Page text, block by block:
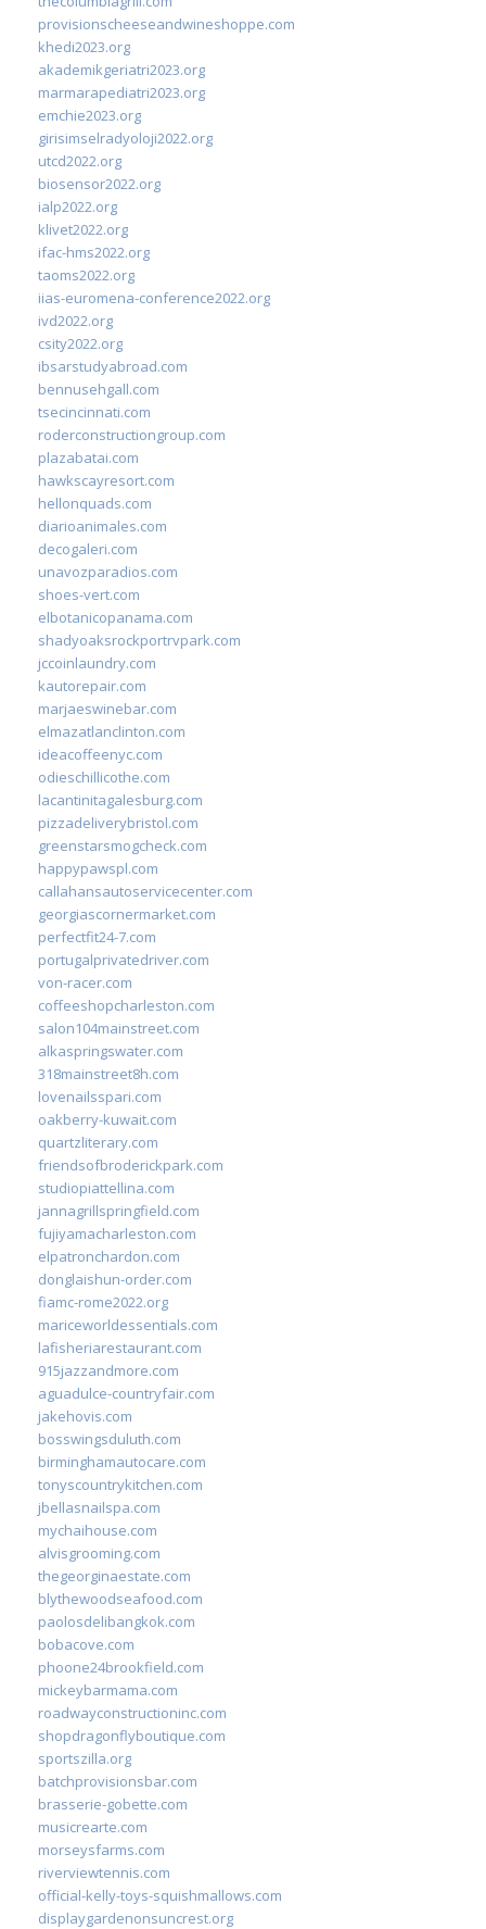
provisionscheeseandwineshoppe.com
khedi2023.org
akademikgeriatri2023.org
marmarapediatri2023.org
emchie2023.org
girisimselradyoloji2022.org
utcd2022.org
biosensor2022.org
ialp2022.org
klivet2022.org
ifac-hms2022.org
taoms2022.org
iias-euromena-conference2022.org
ivd2022.org
csity2022.org
ibsarstudyabroad.com
bennusehgall.com
tsecincinnati.com
roderconstructiongroup.com
plazabatai.com
hawkscayresort.com
hellonquads.com
diarioanimales.com
decogaleri.com
unavozparadios.com
shoes-vert.com
elbotanicopanama.com
shadyoaksrockportrvpark.com
jccoinlaundry.com
kautorepair.com
marjaeswinebar.com
elmazatlanclinton.com
ideacoffeenyc.com
odieschillicothe.com
lacantinitagalesburg.com
pizzadeliverybristol.com
greenstarsmogcheck.com
happypawspl.com
callahansautoservicecenter.com
georgiascornermarket.com
perfectfit24-7.com
portugalprivatedriver.com
von-racer.com
coffeeshopcharleston.com
salon104mainstreet.com
alkaspringswater.com
318mainstreet8h.com
lovenailsspari.com
oakberry-kuwait.com
quartzliterary.com
friendsofbroderickpark.com
studiopiattellina.com
jannagrillspringfield.com
fujiyamacharleston.com
elpatronchardon.com
donglaishun-order.com
fiamc-rome2022.org
mariceworldessentials.com
lafisheriarestaurant.com
915jazzandmore.com
aguadulce-countryfair.com
jakehovis.com
bosswingsduluth.com
birminghamautocare.com
tonyscountrykitchen.com
jbellasnailspa.com
mychaihouse.com
alvisgrooming.com
thegeorginaestate.com
blythewoodseafood.com
paolosdelibangkok.com
bobacove.com
phoone24brookfield.com
mickeybarmama.com
roadwayconstructioninc.com
shopdragonflyboutique.com
sportszilla.org
batchprovisionsbar.com
brasserie-gobette.com
musicrearte.com
morseysfarms.com
riverviewtennis.com
official-kelly-toys-squishmallows.com
displaygardenonsuncrest.org